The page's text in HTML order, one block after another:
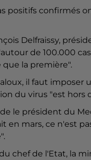
positifs confirmés
Delfraissy,
de 100.000
la première".
il faut
du virus "est hors
le président du
mars, ce n'est
chef de l'Etat, la